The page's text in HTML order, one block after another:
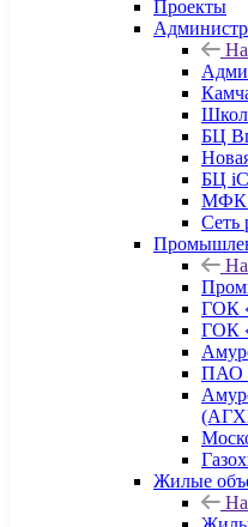
Проекты
БЦ
БЦ
МФК
Сеть
ГОК
ГОК
ПАО
Жилые